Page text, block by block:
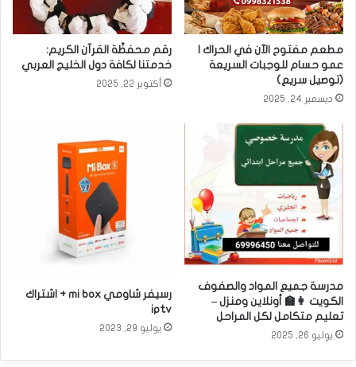
مطعم مفتوح الآن في الحراك |
عمو حسام للوجبات السريعة
(توصيل سريع)
ديسمبر 24, 2025
رقم محفظّة القرآن الكريم:
خدمتنا لكافة دول الخليج العربي
أكتوبر 22, 2025
مدرسة جميع المواد والصفوف
الكويت 👩‍🏫 أونلاين ومنزل –
تعليم متكامل لكل المراحل
يوليو 26, 2025
رسيفر شاومي mi box + اشتراك
iptv
يوليو 29, 2023